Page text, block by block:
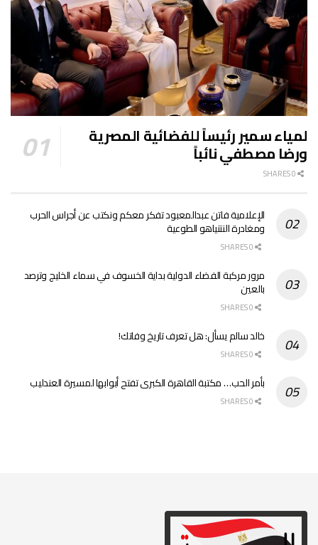
لمياء سمير رئيساً للفضائية المصرية
ورضا مصطفي نائباً
الإعلامية فاتن عبدالمعبود تفكر معكم ونكتب عن أجراس الحرب
ومغادرة النتنياهو الطوعية
مرور مركبة الفضاء الدولية بداية الخسوف في سماء الخليج وترصد
بالعين
خالد سالم يسأل: هل تعرف تاريخ وفاتك!
بأمر الحب… مكتبة القاهرة الكبرى تفتح أبوابها لمسيرة العندليب